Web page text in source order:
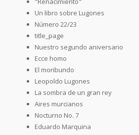
Un libro sobre Lugones
Número 22/23
title_page
Nuestro segundo aniversario
Ecce homo
El moribundo
Leopoldo Lugones
La sombra de un gran rey
Aires murcianos
Nocturno No. 7
Eduardo Marquina